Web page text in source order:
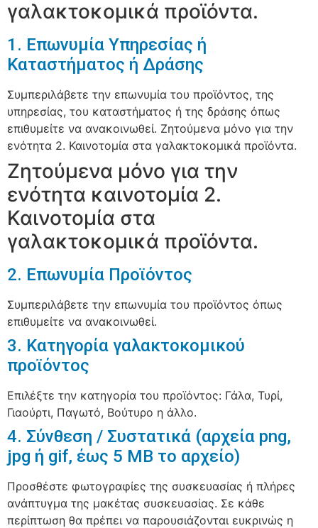
γαλακτοκομικά προϊόντα.
1. Επωνυμία Υπηρεσίας ή
Καταστήματος ή Δράσης
Συμπεριλάβετε την επωνυμία του προϊόντος, της
υπηρεσίας, του καταστήματος ή της δράσης όπως
επιθυμείτε να ανακοινωθεί. Ζητούμενα μόνο για την
ενότητα 2. Καινοτομία στα γαλακτοκομικά προϊόντα.
Ζητούμενα μόνο για την
ενότητα καινοτομία 2.
Καινοτομία στα
γαλακτοκομικά προϊόντα.
2. Επωνυμία Προϊόντος
Συμπεριλάβετε την επωνυμία του προϊόντος όπως
επιθυμείτε να ανακοινωθεί.
3. Κατηγορία γαλακτοκομικού
προϊόντος
Επιλέξτε την κατηγορία του προϊόντος: Γάλα, Τυρί,
Γιαούρτι, Παγωτό, Βούτυρο η άλλο.
4. Σύνθεση / Συστατικά (αρχεία png,
jpg ή gif, έως 5 ΜΒ το αρχείο)
Προσθέστε φωτογραφίες της συσκευασίας ή πλήρες
ανάπτυγμα της μακέτας συσκευασίας. Σε κάθε
περίπτωση θα πρέπει να παρουσιάζονται ευκρινώς η